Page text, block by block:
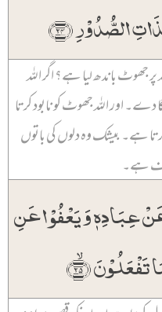
الصُّدُوۡرِ ﴿۲۴﴾
پر جھوٹ باندھ لیا ہے؟ اگر اللہ
اور اللہ جھوٹ کو نابود کرتا
ہے۔ بیشک وہ دلوں کی باتوں
ہے۔
عِبَادِہٖ وَ یَعۡفُوۡا عَنِ
﴿ۙ۲۵﴾